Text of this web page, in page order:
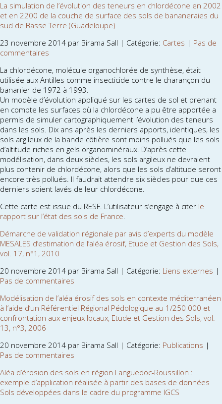
La simulation de l’évolution des teneurs en chlordécone en 2002
et en 2200 de la couche de surface des sols de bananeraies du
sud de Basse Terre (Guadeloupe)
23 novembre 2014 par Birama Sall | Catégorie: Cartes | Pas de
commentaires
La chlordécone, molécule organochlorée de synthèse, était
utilisée aux Antilles comme insecticide contre le charançon du
bananier de 1972 à 1993.
Un modèle d’évolution appliqué sur les cartes de sol et prenant
en compte les surfaces où la chlordécone a pu être apportée a
permis de simuler cartographiquement l’évolution des teneurs
dans les sols. Dix ans après les derniers apports, identiques, les
sols argileux de la bande côtière sont moins pollués que les sols
d’altitude riches en gels organominéraux. D’après cette
modélisation, dans deux siècles, les sols argileux ne devraient
plus contenir de chlordécone, alors que les sols d’altitude seront
encore très pollués. Il faudrait attendre six siècles pour que ces
derniers soient lavés de leur chlordécone.
Cette carte est issue du RESF. L’utilisateur s’engage à citer le
rapport sur l’état des sols de France.
Démarche de validation régionale par avis d’experts du modèle
MESALES d’estimation de l’aléa érosif, Etude et Gestion des Sols,
vol. 17, n°1, 2010
20 novembre 2014 par Birama Sall | Catégorie: Liens externes |
Pas de commentaires
Modélisation de l’aléa érosif des sols en contexte méditerranéen
à l’aide d’un Référentiel Régional Pédologique au 1/250 000 et
confrontation aux enjeux locaux, Etude et Gestion des Sols, vol.
13, n°3, 2006
20 novembre 2014 par Birama Sall | Catégorie: Publications |
Pas de commentaires
Aléa d’érosion des sols en région Languedoc-Roussillon :
exemple d’application réalisée à partir des bases de données
Sols développées dans le cadre du programme IGCS